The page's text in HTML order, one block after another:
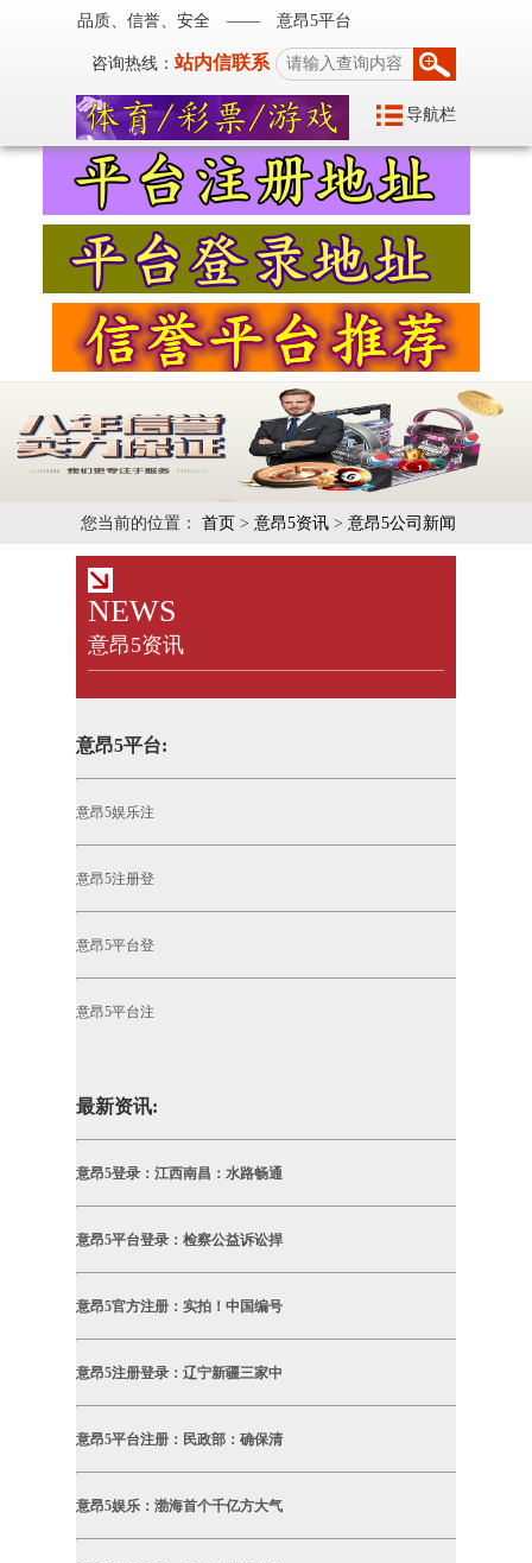
品质、信誉、安全 —— 意昂5平台
咨询热线：站内信联系
导航栏
您当前的位置： 首页 > 意昂5资讯 > 意昂5公司新闻
NEWS
意昂5资讯
意昂5平台:
意昂5娱乐注
意昂5注册登
意昂5平台登
意昂5平台注
最新资讯:
意昂5登录：江西南昌：水路畅通
意昂5平台登录：检察公益诉讼捍
意昂5官方注册：实拍！中国编号
意昂5注册登录：辽宁新疆三家中
意昂5平台注册：民政部：确保清
意昂5娱乐：渤海首个千亿方大气